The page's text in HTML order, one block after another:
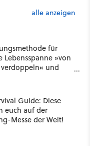
alle anzeigen
für
Lebensspanne »von
verdoppeln« und
Guide: Diese
euch auf der
Messe der Welt!